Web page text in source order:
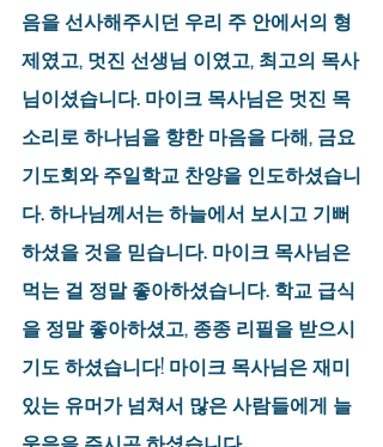
음을 선사해주시던 우리 주 안에서의 형
제였고, 멋진 선생님 이였고, 최고의 목사
님이셨습니다. 마이크 목사님은 멋진 목
소리로 하나님을 향한 마음을 다해, 금요
기도회와 주일학교 찬양을 인도하셨습니
다. 하나님께서는 하늘에서 보시고 기뻐
하셨을 것을 믿습니다. 마이크 목사님은
먹는 걸 정말 좋아하셨습니다. 학교 급식
을 정말 좋아하셨고, 종종 리필을 받으시
기도 하셨습니다! 마이크 목사님은 재미
있는 유머가 넘쳐서 많은 사람들에게 늘